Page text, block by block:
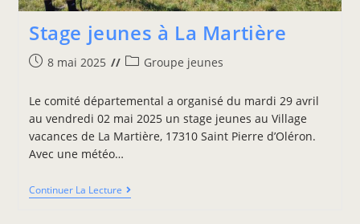
Stage jeunes à La Martière
8 mai 2025 Groupe jeunes
Le comité départemental a organisé du mardi 29 avril
au vendredi 02 mai 2025 un stage jeunes au Village
vacances de La Martière, 17310 Saint Pierre d’Oléron.
Avec une météo…
Continuer La Lecture